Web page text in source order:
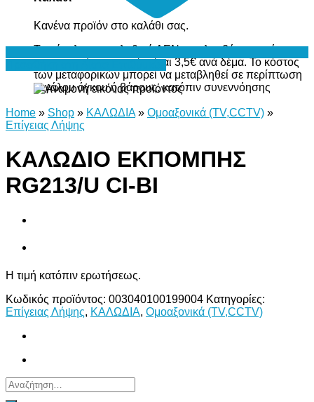
Κανένα προϊόν στο καλάθι σας.
Το σύνολο του καλαθιού ΔΕΝ περιλαμβάνει το κόστος
μεταφορικών, το οποίο είναι 3,5€ ανά δέμα. Το κόστος
των μεταφορικών μπορεί να μεταβληθεί σε περίπτωση
μεγάλου όγκου ή βάρους, κατόπιν συνεννόησης
Home » Shop » ΚΑΛΩΔΙΑ » Ομοαξονικά (TV,CCTV) »
Επίγειας Λήψης
ΚΑΛΩΔΙΟ ΕΚΠΟΜΠΗΣ
RG213/U CI-ΒΙ
Η τιμή κατόπιν ερωτήσεως.
Κωδικός προϊόντος: 003040100199004 Κατηγορίες:
Επίγειας Λήψης, ΚΑΛΩΔΙΑ, Ομοαξονικά (TV,CCTV)
Αναζήτηση
για: